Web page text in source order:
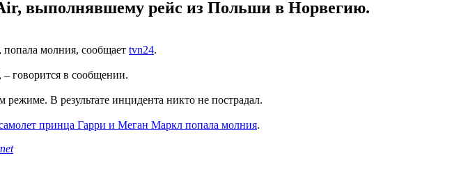
выполнявшему рейс из Польши в Норвегию.
попала молния, сообщает tvn24.
говорится в сообщении.
В результате инцидента никто не пострадал.
принца Гарри и Меган Маркл попала молния.